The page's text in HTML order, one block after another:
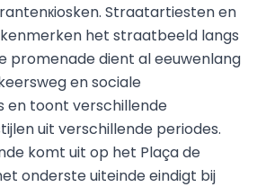
Straatartiesten en
het straatbeeld langs
promenade dient al eeuwenlang
en sociale
en toont verschillende
uit verschillende periodes.
komt uit op het Plaça de
onderste uiteinde eindigt bij